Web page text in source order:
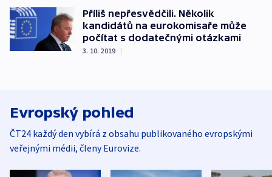
Příliš nepřesvědčili. Několik
kandidátů na eurokomisaře může
počítat s dodatečnými otázkami
3. 10. 2019 |
Evropský pohled
ČT24 každý den vybírá z obsahu publikovaného evropskými
veřejnými médii, členy Eurovize.